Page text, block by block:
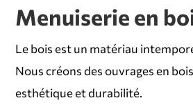
Menuiserie en
Le bois est un matériau
Nous créons des ouvrages en
esthétique et durabilité.